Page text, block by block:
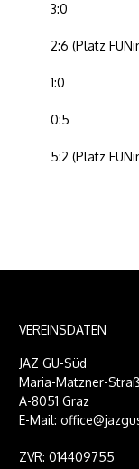
3:0
2:6 (Platz
1:0
0:5
5:2 (Platz
VEREINSDATEN
JAZ GU-Süd
Maria-Matzner-
A-8051 Graz
E-Mail:
ZVR: 014409755